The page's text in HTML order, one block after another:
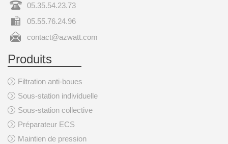
05.35.54.23.73
05.55.76.24.96
contact@azwatt.com
Produits
Filtration anti-boues
Sous-station individuelle
Sous-station collective
Préparateur ECS
Maintien de pression